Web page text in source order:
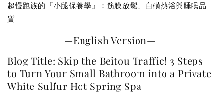
超慢跑族的『小腿保養學』：筋膜放鬆、白磺熱浴與睡眠品
質
—English Version—
Blog Title: Skip the Beitou Traffic! 3 Steps
to Turn Your Small Bathroom into a Private
White Sulfur Hot Spring Spa